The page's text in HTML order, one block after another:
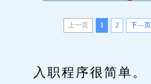
上一页 1 2 下—页
入职程序很简单。